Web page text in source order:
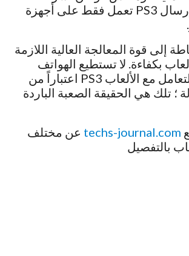
أفضل أجهزة الإرسال PS3 تعمل فقط على أجهزة
إلى قوة المعالجة العالية اللازمة
بكفاءة. لا تستطيع الهواتف
الذكية الحالية التعامل مع الألعاب PS3 اعتباراً من
؛ تلك هي الحقيقة الصعبة الباردة
techs-journal.com عن مختلف
بالتفصيل